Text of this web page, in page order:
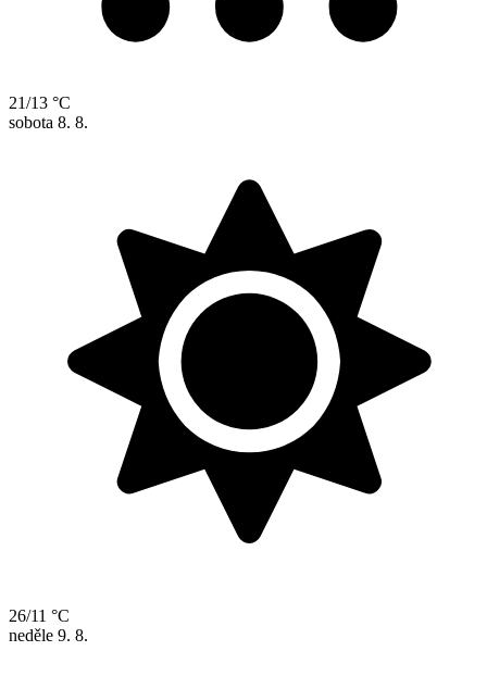
21/13 °C
sobota 8. 8.
26/11 °C
neděle 9. 8.